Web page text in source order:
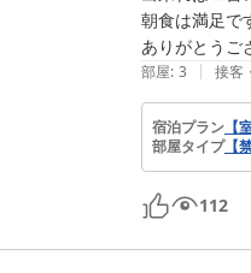
朝食は満足で
部屋: 3 | 接客
宿泊プラン 【
部屋タイプ【
112